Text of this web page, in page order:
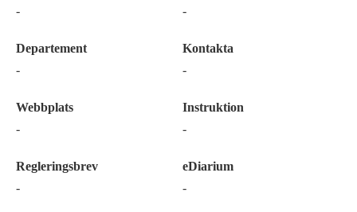
-
-
Departement
-
Kontakta
-
Webbplats
-
Instruktion
-
Regleringsbrev
-
eDiarium
-